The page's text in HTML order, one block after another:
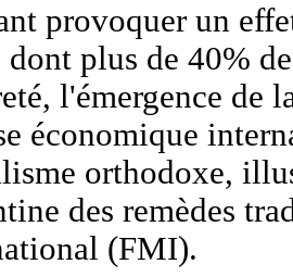
provoquer un
plus de 40%
l'émergence de
économique
orthodoxe,
des remèdes
(FMI).